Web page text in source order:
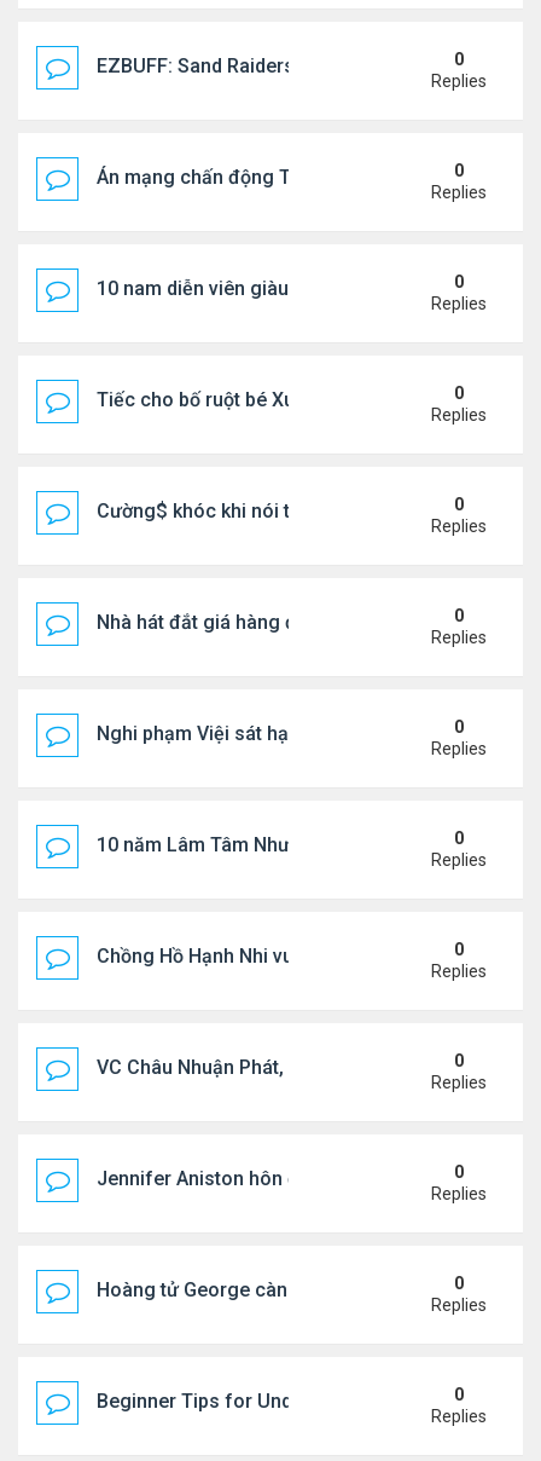
EZBUFF: Sand Raiders of Sophie Farming
0
Replies
Án mạng chấn động Thái lan: hai chị em người
0
Replies
10 nam diễn viên giàu nhất Trung Quốc 2026
0
Replies
Tiếc cho bố ruột bé Xuân Mai ở Mỹ
0
Replies
Cường$ khóc khi nói thật về hôn nhân
0
Replies
Nhà hát đắt giá hàng đầu tg ở VN
0
Replies
Nghi phạm Việi sát hại cụ bà 91 tuổi, phi tang xác
0
Replies
10 năm Lâm Tâm Như - Hoắc Kiến Hoa
0
Replies
Chồng Hồ Hạnh Nhi vui vẻ ôm người cũ của vợ
0
Replies
VC Châu Nhuận Phát, Lưu Gia Linh viếng vợ cũ ..
0
Replies
Jennifer Aniston hôn đắm đuối bạn trai trên du
0
Replies
Hoàng tử George càng lớn càng điển trai0
Replies
Beginner Tips for Understanding Diablo 4 Items
0
Replies